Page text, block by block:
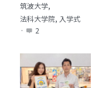
筑波大学,
法科大学院, 入学式
·
2